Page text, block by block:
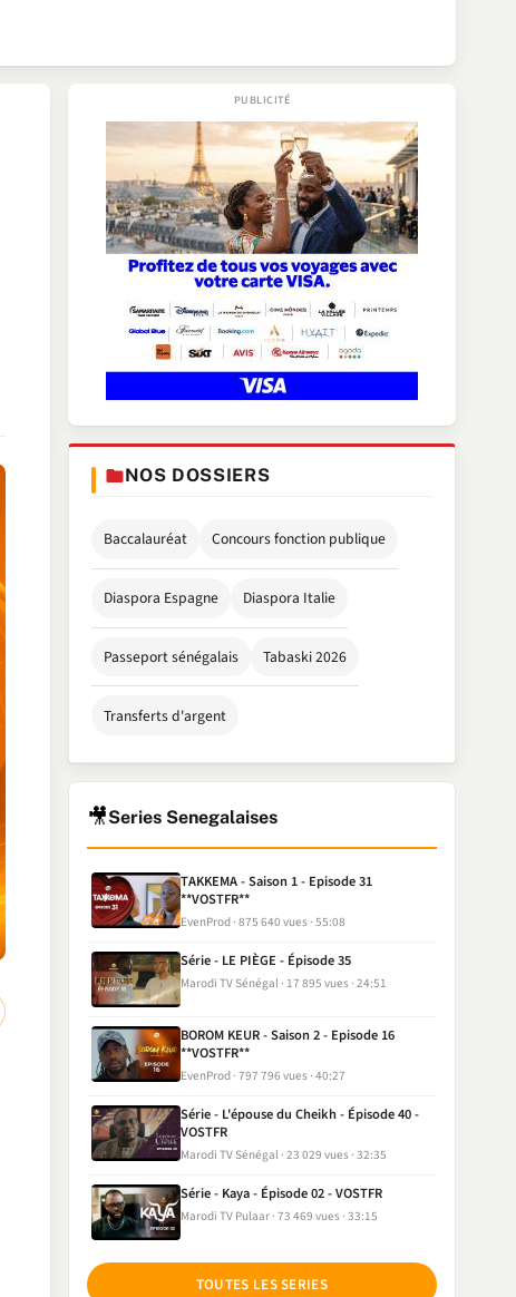
NOS DOSSIERS
Baccalauréat Concours fonction publique
Diaspora Espagne Diaspora Italie
Passeport sénégalais Tabaski 2026
Transferts d'argent
🎥Series Senegalaises
TAKKEMA - Saison 1 - Episode 31
**VOSTFR**
EvenProd 875 640 vues 55:08
Série - LE PIÈGE - Épisode 35
Marodi TV Sénégal 17 895 vues 24:51
BOROM KEUR - Saison 2 - Episode 16
**VOSTFR**
EvenProd 797 796 vues 40:27
Série - L'épouse du Cheikh - Épisode 40 -
VOSTFR
Marodi TV Sénégal 23 029 vues 32:35
Série - Kaya - Épisode 02 - VOSTFR
Marodi TV Pulaar 73 469 vues 33:15
TOUTES LES SERIES